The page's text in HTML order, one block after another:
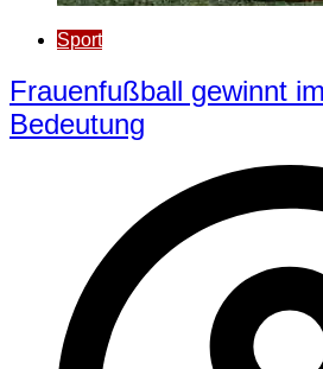
Sport
Frauenfußball gewinnt
Bedeutung